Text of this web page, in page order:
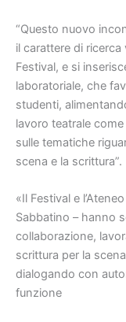
“Questo nuovo
il carattere di
Festival, e si
laboratoriale, che
studenti,
lavoro teatrale
sulle tematiche
scena e la scrittura”.
«Il Festival e
Sabbatino – hanno
collaborazione,
scrittura per la
dialogando con
funzione